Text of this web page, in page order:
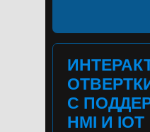
С
HMI И IOT